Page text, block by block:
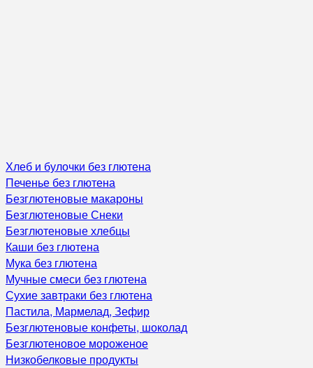
Хлеб и булочки без глютена
Печенье без глютена
Безглютеновые макароны
Безглютеновые Снеки
Безглютеновые хлебцы
Каши без глютена
Мука без глютена
Мучные смеси без глютена
Сухие завтраки без глютена
Пастила, Мармелад, Зефир
Безглютеновые конфеты, шоколад
Безглютеновое мороженое
Низкобелковые продукты